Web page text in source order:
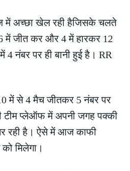
में अच्छा खेल रही हैजिसके चलते
जीत कर और 4 में हारकर 12
नंबर पर ही बानी हुई है। RR
में से 4 मैच जीतकर 5 नंबर पर
टीम प्लेऑफ में अपनी जगह पक्की
रही है। ऐसे में आज काफी
मिलेगा।